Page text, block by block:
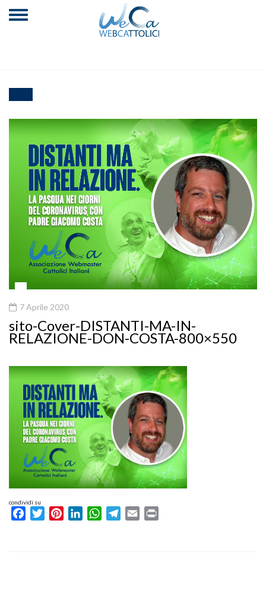
7 Aprile 2020
sito-Cover-DISTANTI-MA-IN-
RELAZIONE-DON-COSTA-800×550
condividi su
FacebookTwitterPinterestLinkedInWhatsAppTelegram
Email